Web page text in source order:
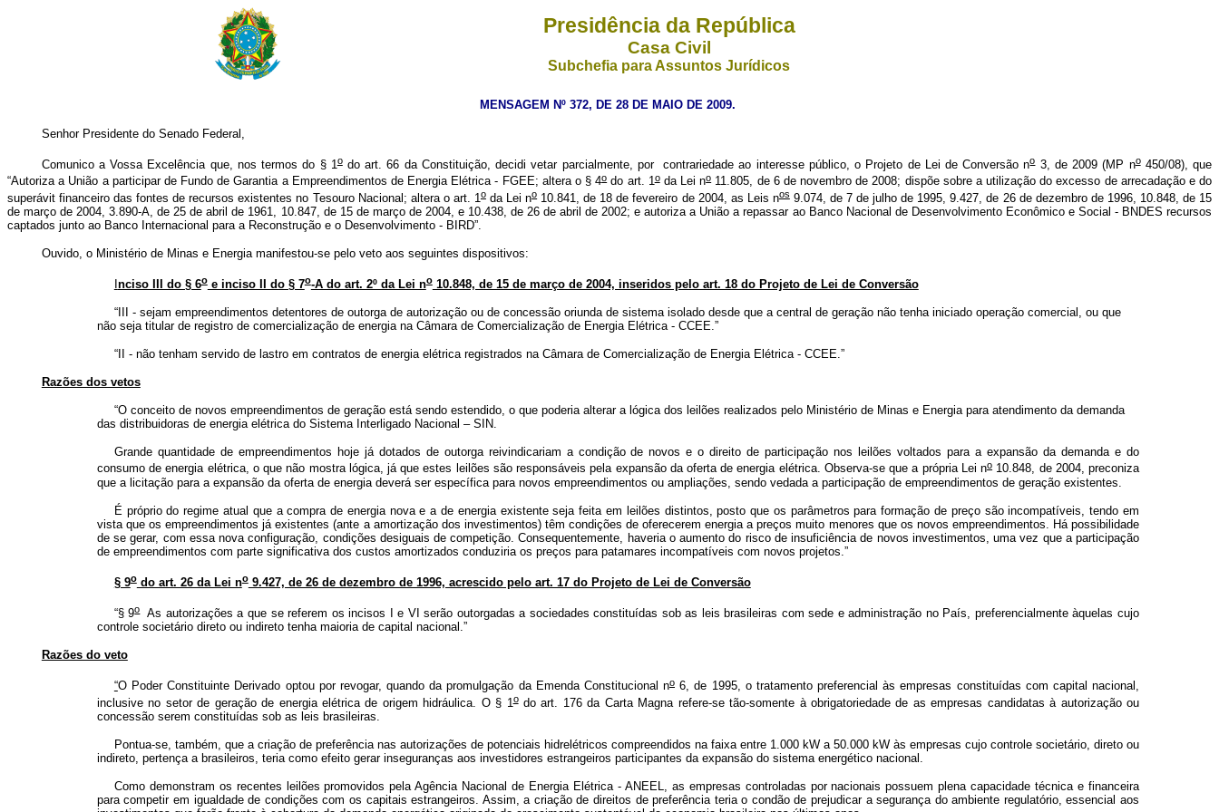
Presidência da República
Casa Civil
Subchefia para Assuntos Jurídicos
MENSAGEM Nº 372, DE 28 DE MAIO DE 2009.
Senhor Presidente do Senado Federal,
Comunico a Vossa Excelência que, nos termos do § 1odo art. 66 da Constituição, decidi vetar parcialmente, por contrariedade ao interesse público, o Projeto de Lei de Conversão no3, de 2009 (MP no450/08), que
“Autoriza a União a participar de Fundo de Garantia a Empreendimentos de Energia Elétrica - FGEE; altera o § 4odo art. 1oda Lei no11.805, de 6 de novembro de 2008; dispõe sobre a utilização do excesso de arrecadação e do
superávit financeiro das fontes de recursos existentes no Tesouro Nacional; altera o art. 1 oda Lei no10.841, de 18 de fevereiro de 2004, as Leis nos9.074, de 7 de julho de 1995, 9.427, de 26 de dezembro de 1996, 10.848, de 15
de março de 2004, 3.890-A, de 25 de abril de 1961, 10.847, de 15 de março de 2004, e 10.438, de 26 de abril de 2002; e autoriza a União a repassar ao Banco Nacional de Desenvolvimento Econômico e Social - BNDES recursos
captados junto ao Banco Internacional para a Reconstrução e o Desenvolvimento - BIRD”.
Ouvido, o Ministério de Minas e Energia manifestou-se pelo veto aos seguintes dispositivos:
nciso III do § 6oe inciso II do § 7o-A do art. 2º da Lei no10.848, de 15 de março de 2004, inseridos pelo art. 18 do Projeto de Lei de Conversão
“III - sejam empreendimentos detentores de outorga de autorização ou de concessão oriunda de sistema isolado desde que a central de geração não tenha iniciado operação comercial, ou que
não seja titular de registro de comercialização de energia na Câmara de Comercialização de Energia Elétrica - CCEE.”
“II - não tenham servido de lastro em contratos de energia elétrica registrados na Câmara de Comercialização de Energia Elétrica - CCEE.”
Razões dos vetos
“O conceito de novos empreendimentos de geração está sendo estendido, o que poderia alterar a lógica dos leilões realizados pelo Ministério de Minas e Energia para atendimento da demanda
das distribuidoras de energia elétrica do Sistema Interligado Nacional – SIN.
Grande quantidade de empreendimentos hoje já dotados de outorga reivindicariam a condição de novos e o direito de participação nos leilões voltados para a expansão da demanda e do
consumo de energia elétrica, o que não mostra lógica, já que estes leilões são responsáveis pela expansão da oferta de energia elétrica. Observa-se que a própria Lei no 10.848, de 2004, preconiza
que a licitação para a expansão da oferta de energia deverá ser específica para novos empreendimentos ou ampliações, sendo vedada a participação de empreendimentos de geração existentes.
É próprio do regime atual que a compra de energia nova e a de energia existente seja feita em leilões distintos, posto que os parâmetros para formação de preço são incompatíveis, tendo em
vista que os empreendimentos já existentes (ante a amortização dos investimentos) têm condições de oferecerem energia a preços muito menores que os novos empreendimentos. Há possibilidade
de se gerar, com essa nova configuração, condições desiguais de competição. Consequentemente, haveria o aumento do risco de insuficiência de novos investimentos, uma vez que a participação
de empreendimentos com parte significativa dos custos amortizados conduziria os preços para patamares incompatíveis com novos projetos.”
§ 9odo art. 26 da Lei no9.427, de 26 de dezembro de 1996, acrescido pelo art. 17 do Projeto de Lei de Conversão
“§ 9oAs autorizações a que se referem os incisos I e VI serão outorgadas a sociedades constituídas sob as leis brasileiras com sede e administração no País, preferencialmente àquelas cujo
controle societário direto ou indireto tenha maioria de capital nacional.”
Razões do veto
“O Poder Constituinte Derivado optou por revogar, quando da promulgação da Emenda Constitucional no 6, de 1995, o tratamento preferencial às empresas constituídas com capital nacional,
inclusive no setor de geração de energia elétrica de origem hidráulica. O § 1odo art. 176 da Carta Magna refere-se tão-somente à obrigatoriedade de as empresas candidatas à autorização ou
concessão serem constituídas sob as leis brasileiras.
Pontua-se, também, que a criação de preferência nas autorizações de potenciais hidrelétricos compreendidos na faixa entre 1.000 kW a 50.000 kW às empresas cujo controle societário, direto ou
indireto, pertença a brasileiros, teria como efeito gerar inseguranças aos investidores estrangeiros participantes da expansão do sistema energético nacional.
Como demonstram os recentes leilões promovidos pela Agência Nacional de Energia Elétrica - ANEEL, as empresas controladas por nacionais possuem plena capacidade técnica e financeira
para competir em igualdade de condições com os capitais estrangeiros. Assim, a criação de direitos de preferência teria o condão de prejudicar a segurança do ambiente regulatório, essencial aos